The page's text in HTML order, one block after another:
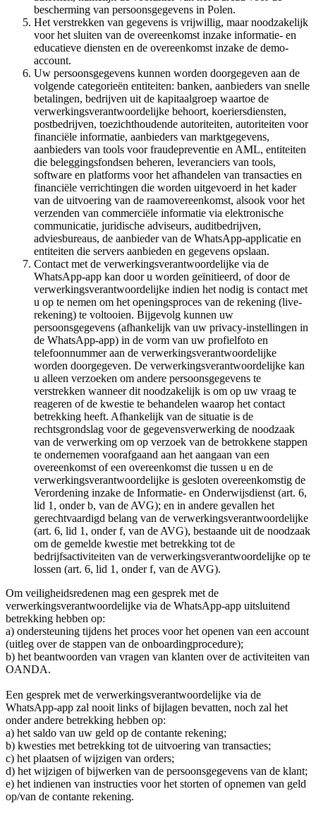
bescherming van persoonsgegevens in Polen.
Het verstrekken van gegevens is vrijwillig, maar noodzakelijk
voor het sluiten van de overeenkomst inzake informatie- en
educatieve diensten en de overeenkomst inzake de demo-
account.
Uw persoonsgegevens kunnen worden doorgegeven aan de
volgende categorieën entiteiten: banken, aanbieders van snelle
betalingen, bedrijven uit de kapitaalgroep waartoe de
verwerkingsverantwoordelijke behoort, koeriersdiensten,
postbedrijven, toezichthoudende autoriteiten, autoriteiten voor
financiële informatie, aanbieders van marktgegevens,
aanbieders van tools voor fraudepreventie en AML, entiteiten
die beleggingsfondsen beheren, leveranciers van tools,
software en platforms voor het afhandelen van transacties en
financiële verrichtingen die worden uitgevoerd in het kader
van de uitvoering van de raamovereenkomst, alsook voor het
verzenden van commerciële informatie via elektronische
communicatie, juridische adviseurs, auditbedrijven,
adviesbureaus, de aanbieder van de WhatsApp-applicatie en
entiteiten die servers aanbieden en gegevens opslaan.
Contact met de verwerkingsverantwoordelijke via de
WhatsApp-app kan door u worden geïnitieerd, of door de
verwerkingsverantwoordelijke indien het nodig is contact met
u op te nemen om het openingsproces van de rekening (live-
rekening) te voltooien. Bijgevolg kunnen uw
persoonsgegevens (afhankelijk van uw privacy-instellingen in
de WhatsApp-app) in de vorm van uw profielfoto en
telefoonnummer aan de verwerkingsverantwoordelijke
worden doorgegeven. De verwerkingsverantwoordelijke kan
u alleen verzoeken om andere persoonsgegevens te
verstrekken wanneer dit noodzakelijk is om op uw vraag te
reageren of de kwestie te behandelen waarop het contact
betrekking heeft. Afhankelijk van de situatie is de
rechtsgrondslag voor de gegevensverwerking de noodzaak
van de verwerking om op verzoek van de betrokkene stappen
te ondernemen voorafgaand aan het aangaan van een
overeenkomst of een overeenkomst die tussen u en de
verwerkingsverantwoordelijke is gesloten overeenkomstig de
Verordening inzake de Informatie- en Onderwijsdienst (art. 6,
lid 1, onder b, van de AVG); en in andere gevallen het
gerechtvaardigd belang van de verwerkingsverantwoordelijke
(art. 6, lid 1, onder f, van de AVG), bestaande uit de noodzaak
om de gemelde kwestie met betrekking tot de
bedrijfsactiviteiten van de verwerkingsverantwoordelijke op te
lossen (art. 6, lid 1, onder f, van de AVG).
Om veiligheidsredenen mag een gesprek met de
verwerkingsverantwoordelijke via de WhatsApp-app uitsluitend
betrekking hebben op:
a) ondersteuning tijdens het proces voor het openen van een account
(uitleg over de stappen van de onboardingprocedure);
b) het beantwoorden van vragen van klanten over de activiteiten van
OANDA.
Een gesprek met de verwerkingsverantwoordelijke via de
WhatsApp-app zal nooit links of bijlagen bevatten, noch zal het
onder andere betrekking hebben op:
a) het saldo van uw geld op de contante rekening;
b) kwesties met betrekking tot de uitvoering van transacties;
c) het plaatsen of wijzigen van orders;
d) het wijzigen of bijwerken van de persoonsgegevens van de klant;
e) het indienen van instructies voor het storten of opnemen van geld
op/van de contante rekening.